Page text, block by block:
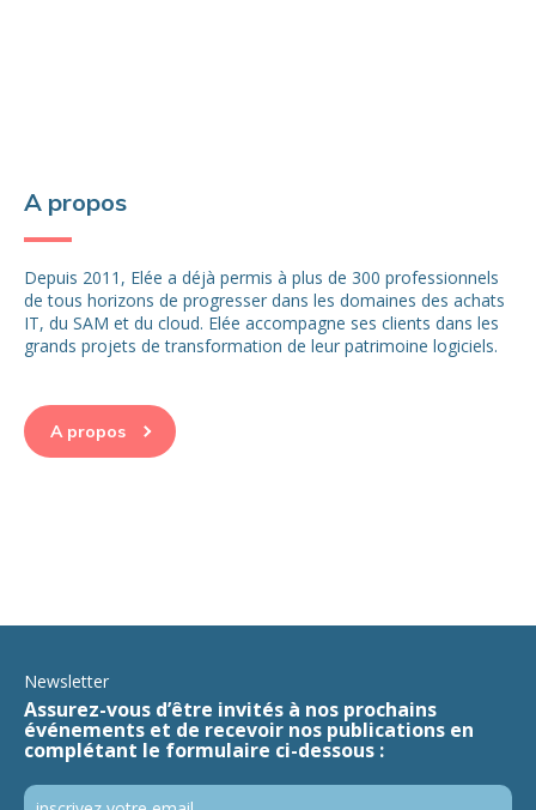
A propos
Depuis 2011, Elée a déjà permis à plus de 300 professionnels
de tous horizons de progresser dans les domaines des achats
IT, du SAM et du cloud. Elée accompagne ses clients dans les
grands projets de transformation de leur patrimoine logiciels.
A propos
Newsletter
Assurez-vous d’être invités à nos prochains
événements et de recevoir nos publications en
complétant le formulaire ci-dessous :